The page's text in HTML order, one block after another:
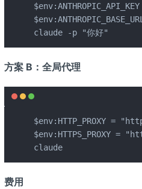
claude -p "你好"
方案 B：全局代理
$env:HTTP_PROXY =
$env:HTTPS_PROXY =
claude
费用